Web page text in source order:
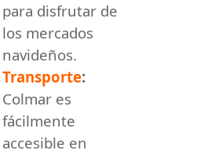
para disfrutar de
los mercados
navideños.
Transporte:
Colmar es
fácilmente
accesible en